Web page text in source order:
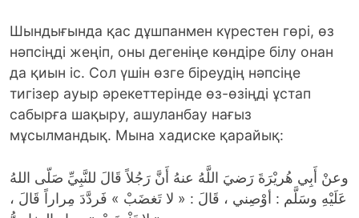
Шындығында қас дұшпанмен күрестен гөрі, өз
нәпсіңді жеңіп, оны дегеніңе көндіре білу онан
да қиын іс. Сол үшін өзге біреудің нәпсіңе
тигізер ауыр әрекеттерінде өз-өзіңді ұстап
сабырға шақыру, ашуланбау нағыз
мұсылмандық. Мына хадиске қарайық:
وعنْ أَبِي هُريْرَةَ رَضيَ اللَّهُ عنهُ أَنَّ رَجُلاً قَالَ للنَّبِيِّ صَلّى اللهُ
عَلَيْهِ وسَلَّم : أوْصِني ، قَالَ : « لا تَغضَبْ » فَردَّدَ مِراراً قَالَ ،